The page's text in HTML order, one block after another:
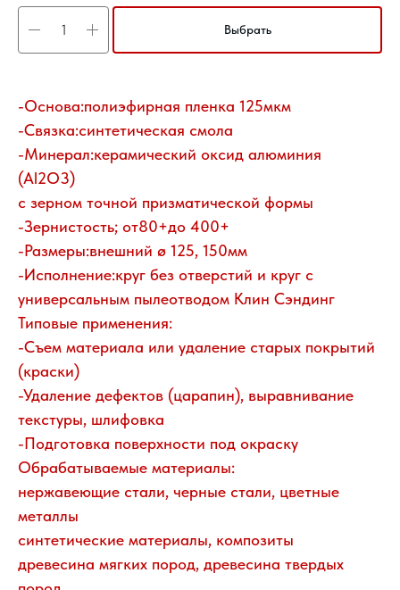
Выбрать
-Основа:полиэфирная пленка 125мкм
-Связка:синтетическая смола
-Минерал:керамический оксид алюминия
(Al2O3)
с зерном точной призматической формы
-Зернистость; от80+до 400+
-Размеры:внешний ø 125, 150мм
-Исполнение:круг без отверстий и круг с
универсальным пылеотводом Клин Сэндинг
Типовые применения:
-Съем материала или удаление старых покрытий
(краски)
-Удаление дефектов (царапин), выравнивание
текстуры, шлифовка
-Подготовка поверхности под окраску
Обрабатываемые материалы:
нержавеющие стали, черные стали, цветные
металлы
синтетические материалы, композиты
древесина мягких пород, древесина твердых